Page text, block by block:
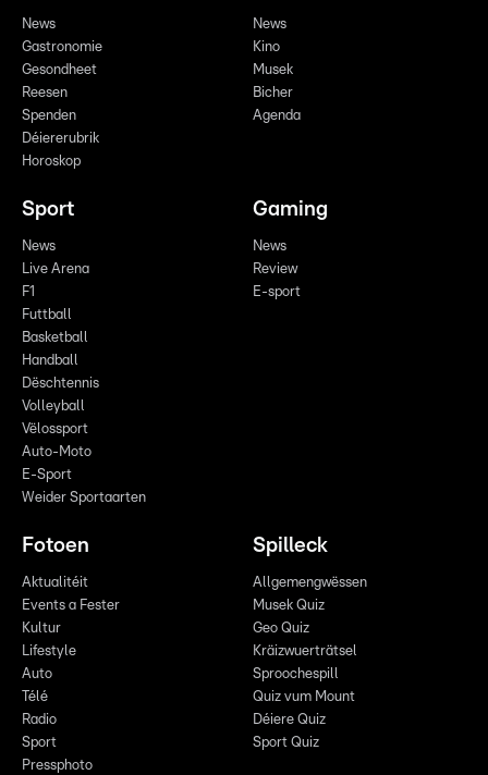
News
Gastronomie
Gesondheet
Reesen
Spenden
Déiererubrik
Horoskop
News
Kino
Musek
Bicher
Agenda
Sport
News
Live Arena
F1
Futtball
Basketball
Handball
Dëschtennis
Volleyball
Vëlossport
Auto-Moto
E-Sport
Weider Sportaarten
Gaming
News
Review
E-sport
Fotoen
Aktualitéit
Events a Fester
Kultur
Lifestyle
Auto
Télé
Radio
Sport
Pressphoto
Spilleck
Allgemengwëssen
Musek Quiz
Geo Quiz
Kräizwuerträtsel
Sproochespill
Quiz vum Mount
Déiere Quiz
Sport Quiz